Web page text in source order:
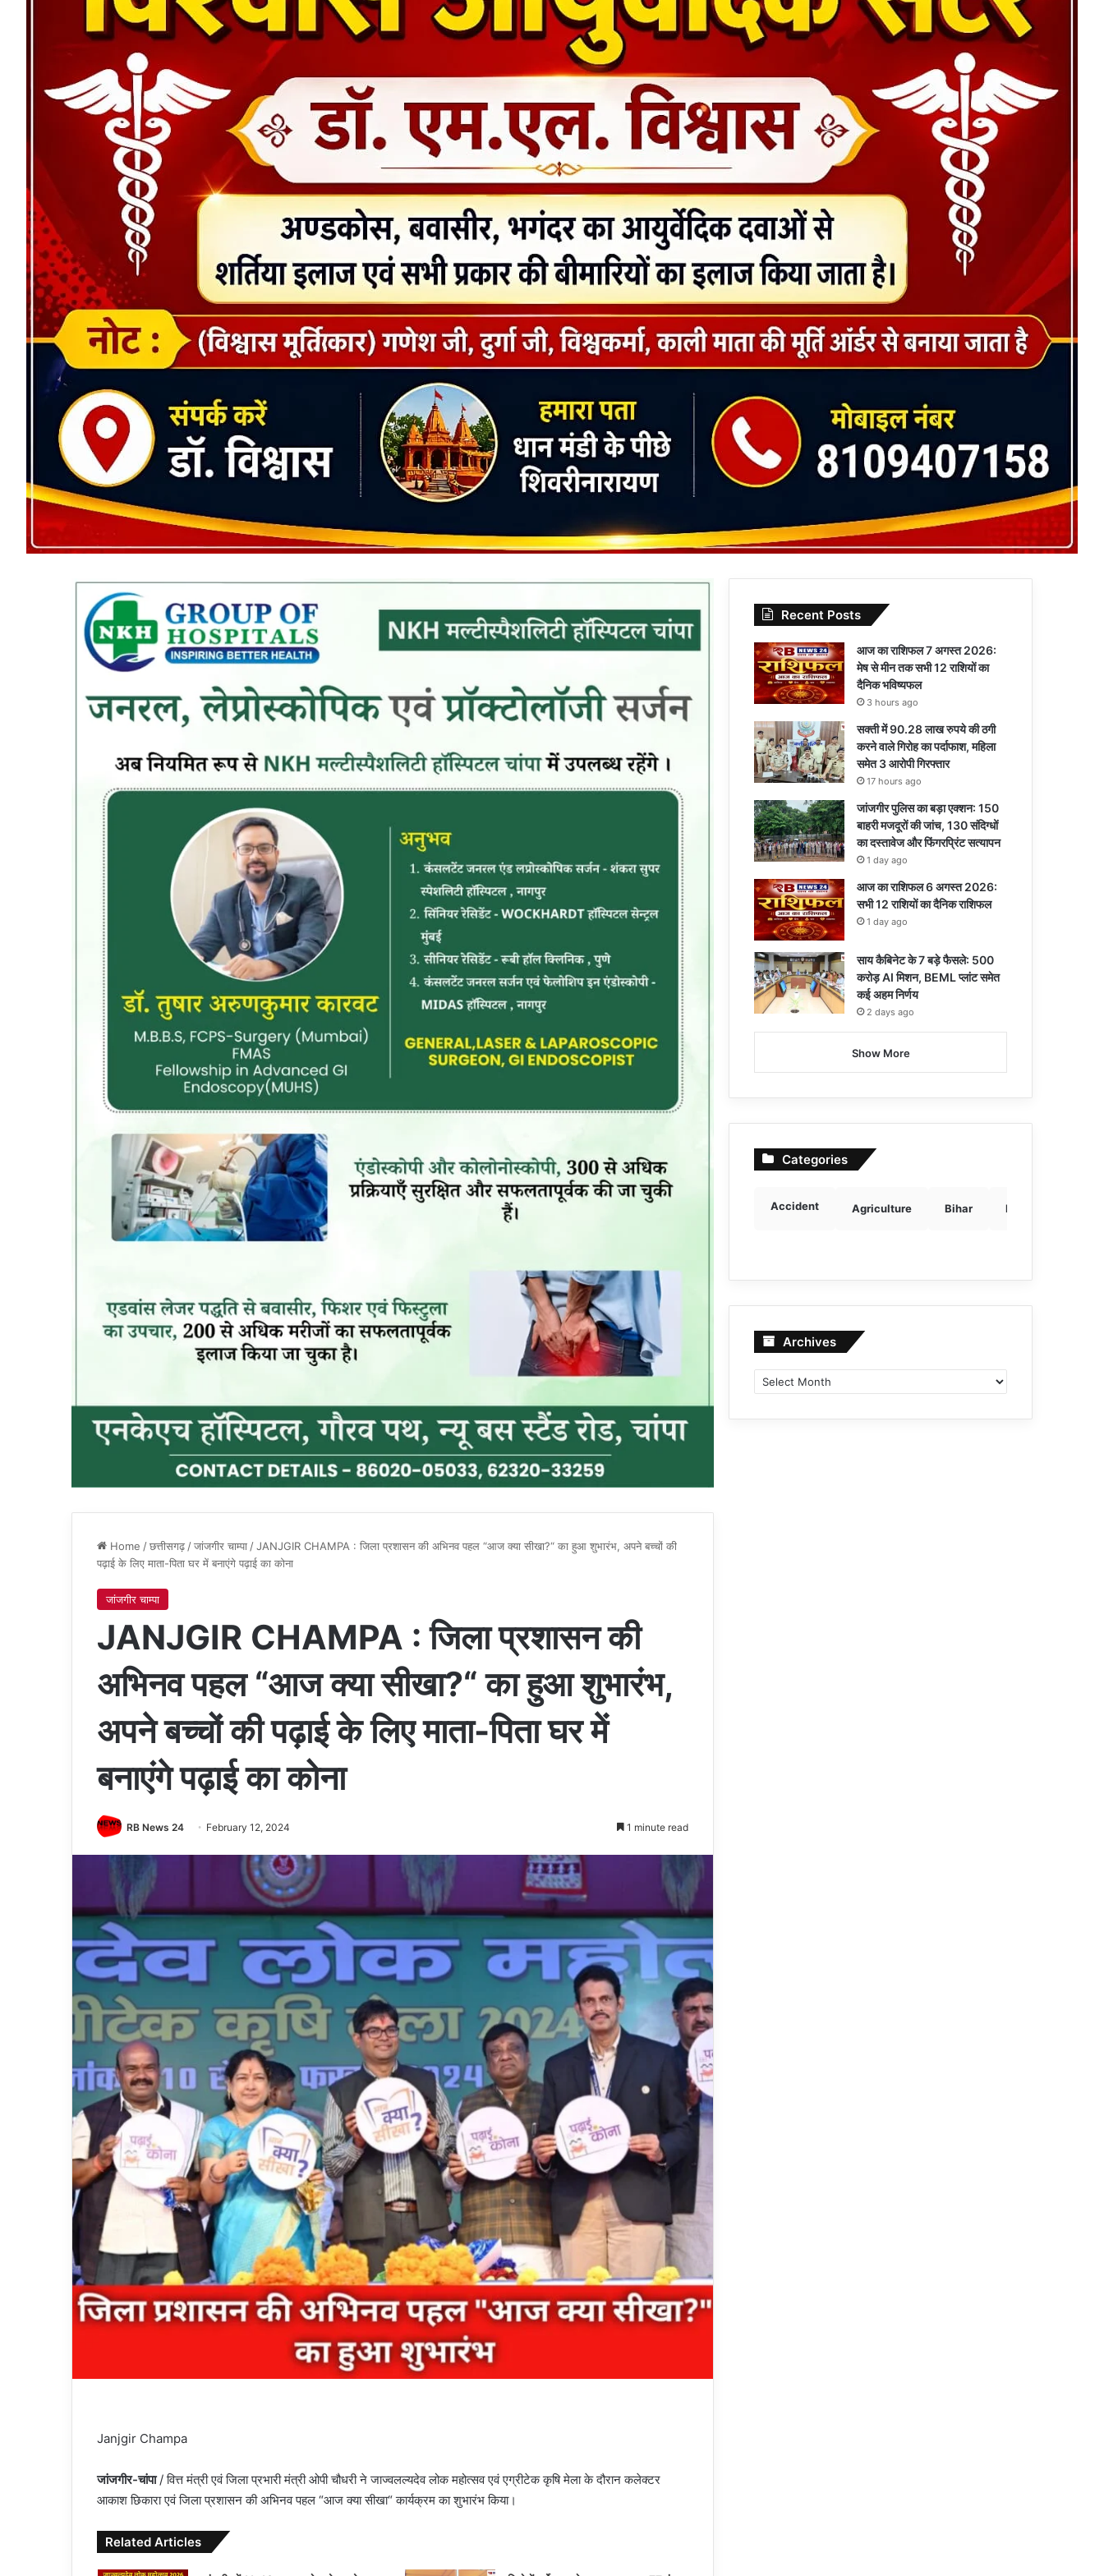
Home /छत्तीसगढ़ /जांजगीर चाम्पा /JANJGIR CHAMPA : जिला प्रशासन की अभिनव पहल “आज क्या सीखा?“ का हुआ शुभारंभ, अपने बच्चों की
पढ़ाई के लिए माता-पिता घर में बनाएंगे पढ़ाई का कोना
जांजगीर चाम्पा
JANJGIR CHAMPA : जिला प्रशासन की
अभिनव पहल “आज क्या सीखा?“ का हुआ शुभारंभ,
अपने बच्चों की पढ़ाई के लिए माता-पिता घर में
बनाएंगे पढ़ाई का कोना
RB News 24 February 12, 2024 1 minute read
Janjgir Champa
जांजगीर-चांपा/ वित्त मंत्री एवं जिला प्रभारी मंत्री ओपी चौधरी ने जाज्वलल्यदेव लोक महोत्सव एवं एग्रीटेक कृषि मेला के दौरान कलेक्टर
आकाश छिकारा एवं जिला प्रशासन की अभिनव पहल “आज क्या सीखा“ कार्यक्रम का शुभारंभ किया।
Related Articles
Recent Posts
आज का राशिफल 7 अगस्त 2026:
मेष से मीन तक सभी 12 राशियों का
दैनिक भविष्यफल
3 hours ago
सक्ती में 90.28 लाख रुपये की ठगी
करने वाले गिरोह का पर्दाफाश, महिला
समेत 3 आरोपी गिरफ्तार
17 hours ago
जांजगीर पुलिस का बड़ा एक्शन: 150
बाहरी मजदूरों की जांच, 130 संदिग्धों
का दस्तावेज और फिंगरप्रिंट सत्यापन
1 day ago
आज का राशिफल 6 अगस्त 2026:
सभी 12 राशियों का दैनिक राशिफल
1 day ago
साय कैबिनेट के 7 बड़े फैसले: 500
करोड़ AI मिशन, BEML प्लांट समेत
कई अहम निर्णय
2 days ago
Show More
Categories
Accident Agriculture Bihar Breaking news
Archives Archives